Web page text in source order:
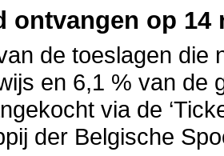
ontvangen op 14
de toeslagen die
en 6,1 % van de
via de
der Belgische